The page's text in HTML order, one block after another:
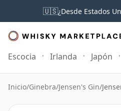
🇺🇸¿Desde Estados
Escocia Irlanda Japón
Inicio/Ginebra/Jensen's Gin/